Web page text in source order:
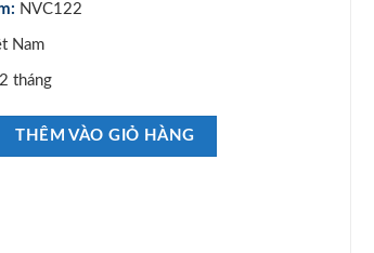
NVC122
Nam
tháng
VNC122 số lượng
THÊM VÀO GIỎ HÀNG